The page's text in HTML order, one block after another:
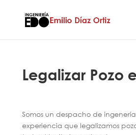
Legalizar Pozo
Somos un despacho de
experiencia que legalizamos